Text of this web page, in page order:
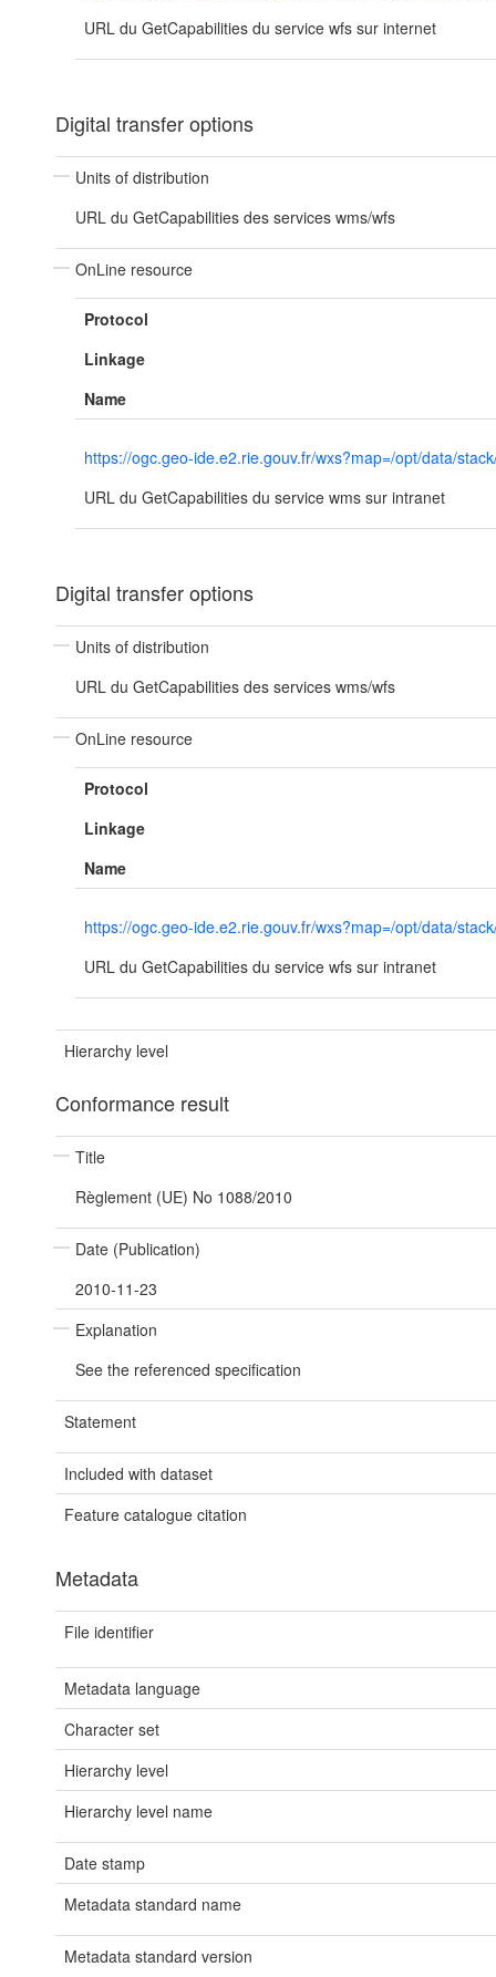
URL du GetCapabilities du service wfs sur internet
Digital transfer options
Units of distribution
URL du GetCapabilities des services wms/wfs
OnLine resource
Protocol
Linkage
Name
https://ogc.geo-ide.e2.rie.gouv.fr/wxs?map=/opt/data/
URL du GetCapabilities du service wms sur intranet
Digital transfer options
Units of distribution
URL du GetCapabilities des services wms/wfs
OnLine resource
Protocol
Linkage
Name
https://ogc.geo-ide.e2.rie.gouv.fr/wxs?map=/opt/data/
URL du GetCapabilities du service wfs sur intranet
Hierarchy level
Conformance result
Title
Règlement (UE) No 1088/2010
Date (Publication)
2010-11-23
Explanation
See the referenced specification
Statement
Included with dataset
Feature catalogue citation
Metadata
File identifier
Metadata language
Character set
Hierarchy level
Hierarchy level name
Date stamp
Metadata standard name
Metadata standard version